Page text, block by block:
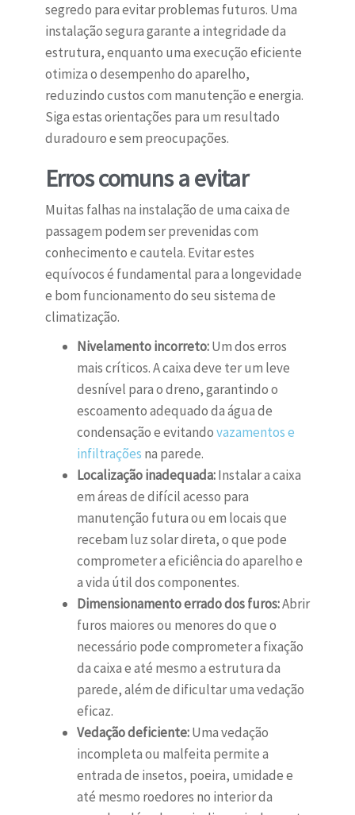
segredo para evitar problemas futuros. Uma
instalação segura garante a integridade da
estrutura, enquanto uma execução eficiente
otimiza o desempenho do aparelho,
reduzindo custos com manutenção e energia.
Siga estas orientações para um resultado
duradouro e sem preocupações.
Erros comuns a evitar
Muitas falhas na instalação de uma caixa de
passagem podem ser prevenidas com
conhecimento e cautela. Evitar estes
equívocos é fundamental para a longevidade
e bom funcionamento do seu sistema de
climatização.
Nivelamento incorreto:Um dos erros
mais críticos. A caixa deve ter um leve
desnível para o dreno, garantindo o
escoamento adequado da água de
condensação e evitandovazamentos e
infiltrações na parede.
Localização inadequada:Instalar a caixa
em áreas de difícil acesso para
manutenção futura ou em locais que
recebam luz solar direta, o que pode
comprometer a eficiência do aparelho e
a vida útil dos componentes.
Dimensionamento errado dos furos:Abrir
furos maiores ou menores do que o
necessário pode comprometer a fixação
da caixa e até mesmo a estrutura da
parede, além de dificultar uma vedação
eficaz.
Vedação deficiente:Uma vedação
incompleta ou malfeita permite a
entrada de insetos, poeira, umidade e
até mesmo roedores no interior da